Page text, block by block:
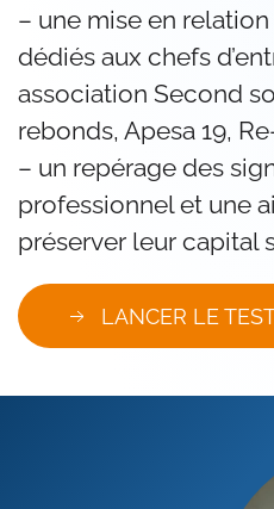
– une mise en
dédiés aux chefs
association Second
rebonds, Apesa 19,
– un repérage des
professionnel et une
préserver leur capital
LANCER LE